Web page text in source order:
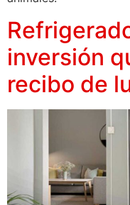
inversión
recibo de